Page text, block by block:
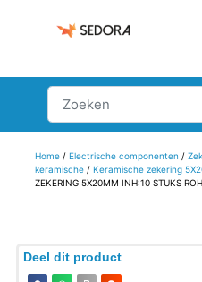
Home/ Electrische componenten /
keramische/ Keramische zekering
ZEKERING 5X20MM INH:10 STUKS
Deel dit product